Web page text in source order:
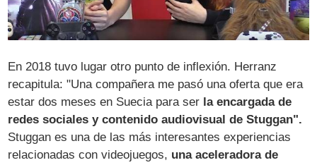
En 2018 tuvo lugar otro punto de inflexión. Herranz
recapitula: "Una compañera me pasó una oferta que era
estar dos meses en Suecia para ser la encargada de
redes sociales y contenido audiovisual de Stuggan".
Stuggan es una de las más interesantes experiencias
relacionadas con videojuegos, una aceleradora de